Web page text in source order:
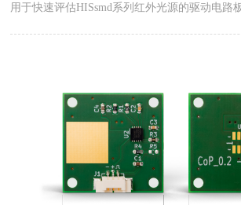
用于快速评估HISsmd系列红外光源的驱动电路